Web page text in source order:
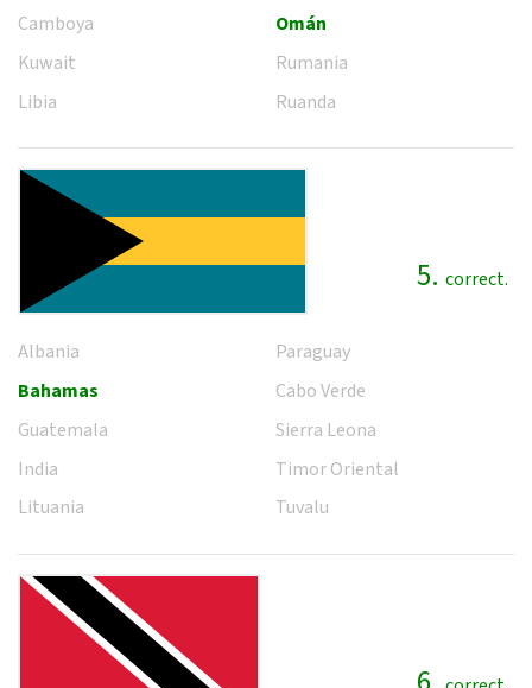
Camboya
Kuwait
Libia
Omán
Rumania
Ruanda
5. correct.
Albania
Bahamas
Guatemala
India
Lituania
Paraguay
Cabo Verde
Sierra Leona
Timor Oriental
Tuvalu